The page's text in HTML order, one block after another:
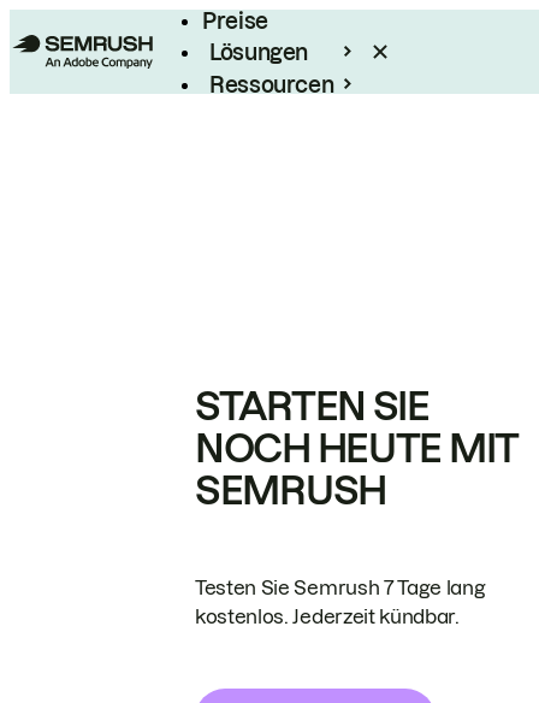
Preise
Lösungen
Ressourcen
STARTEN SIE
NOCH HEUTE MIT
SEMRUSH
Testen Sie Semrush 7 Tage lang
kostenlos. Jederzeit kündbar.